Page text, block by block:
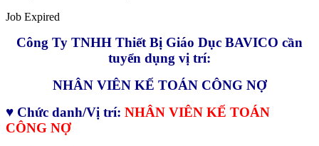
Job Expired
Công Ty TNHH Thiết Bị Giáo Dục BAVICO cần
tuyển dụng vị trí:
NHÂN VIÊN KẾ TOÁN CÔNG NỢ
♥ Chức danh/Vị trí: NHÂN VIÊN KẾ TOÁN
CÔNG NỢ